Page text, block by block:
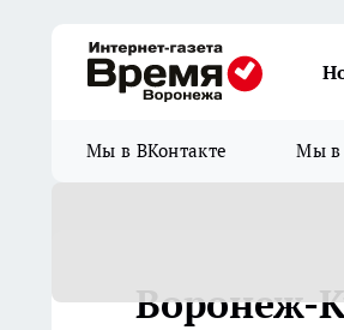
Мы в ВКонтакте Мы в
Воронеж-